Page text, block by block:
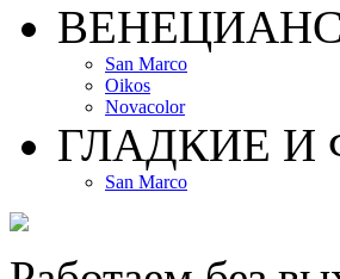
San Marco
Oikos
Novacolor
ГЛАДКИЕ И
San Marco